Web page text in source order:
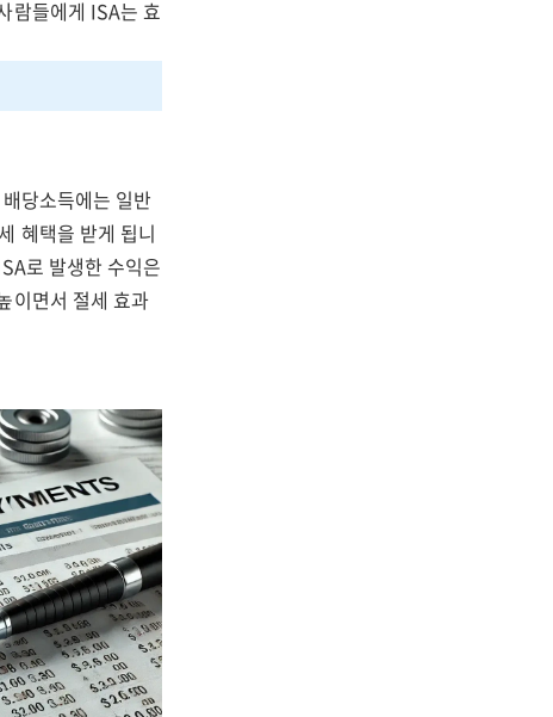
람들에게 ISA는 효
당소득에는 일반
혜택을 받게 됩니
로 발생한 수익은
이면서 절세 효과